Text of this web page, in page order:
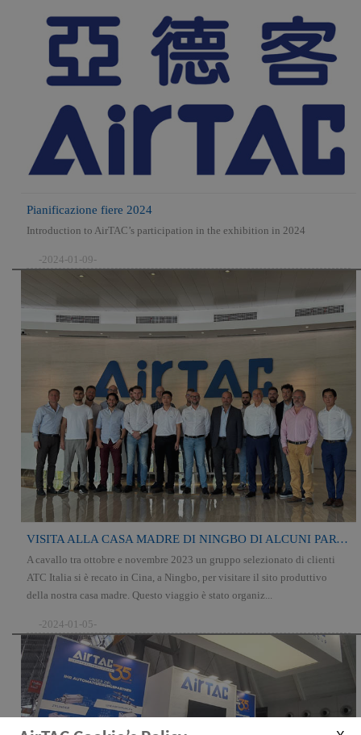
Pianificazione fiere 2024
Introduction to AirTAC’s participation in the exhibition in 2024
-2024-01-09-
VISITA ALLA CASA MADRE DI NINGBO DI ALCUNI PARTNERS
A cavallo tra ottobre e novembre 2023 un gruppo selezionato di clienti
ATC Italia si è recato in Cina, a Ningbo, per visitare il sito produttivo
della nostra casa madre. Questo viaggio è stato organiz...
-2024-01-05-